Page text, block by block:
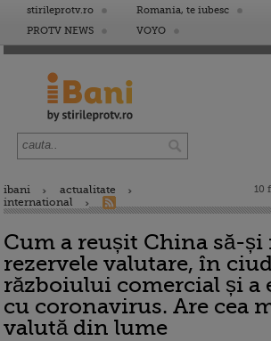
stirileprotv.ro Romania, te iubesc
PROTV NEWS
VOYO
ibani
actualitate
international
10
Cum a reușit China să-și
rezervele valutare, în
războiului comercial și a
cu coronavirus. Are cea
valută din lume